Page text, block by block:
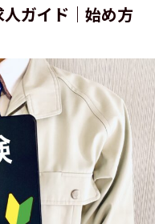
ガイド｜始め方